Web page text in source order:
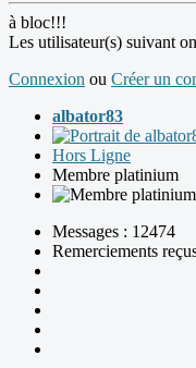
à bloc!!!
Les utilisateur(s) suivant
Connexion ou Créer un
albator83
Hors Ligne
Membre platinium
Messages : 12474
Remerciements